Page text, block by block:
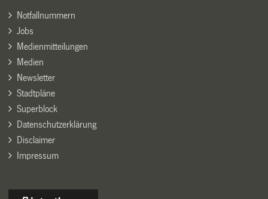
Notfallnummern
Jobs
Medienmitteilungen
Medien
Newsletter
Stadtpläne
Superblock
Datenschutzerklärung
Disclaimer
Impressum